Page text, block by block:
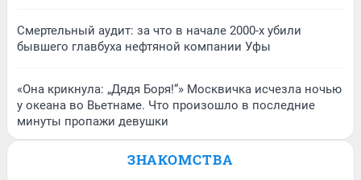
Смертельный аудит: за что в начале 2000-х убили
бывшего главбуха нефтяной компании Уфы
«Она крикнула: „Дядя Боря!“» Москвичка исчезла ночью
у океана во Вьетнаме. Что произошло в последние
минуты пропажи девушки
ЗНАКОМСТВА